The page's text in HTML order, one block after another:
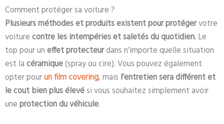
Comment protéger sa voiture ?
Plusieurs méthodes et produits existent pour protégervotre
voiturecontre les intempéries et saletés du quotidien.Le
top pour uneffet protecteurdans n’importe quelle situation
est lacéramique(spray ou cire). Vous pouvez également
opter pourun film covering, mais l’entretien sera différent et
le cout bien plus élevési vous souhaitez simplement avoir
uneprotection du véhicule.